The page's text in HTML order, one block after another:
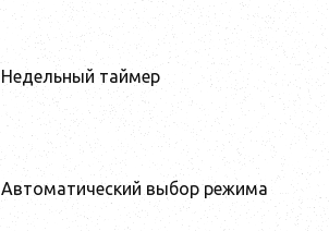
Недельный таймер
Автоматический выбор режима